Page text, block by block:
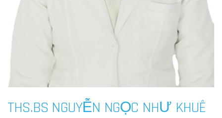
THS.BS NGUYỄN NGỌC NHƯ KHUÊ